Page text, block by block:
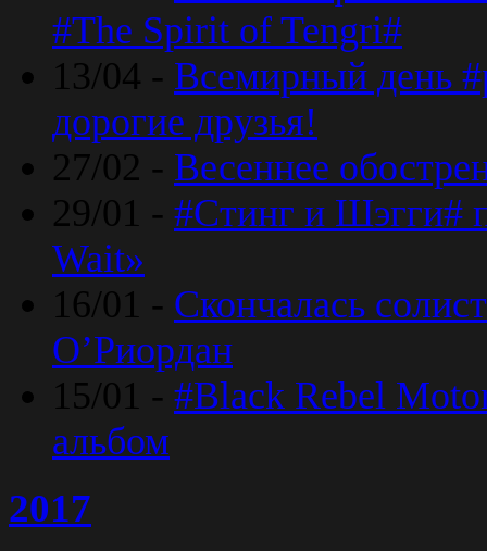
#The Spirit of Tengri#
13/04 - Всемирный день
дорогие друзья!
27/02 - Весеннее
29/01 - #Стинг и Шэгги#
Wait»
16/01 - Скончалась
O’Риордан
15/01 - #Black Rebel
альбом
2017